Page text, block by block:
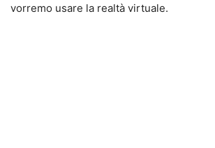
vorremo usare la realtà virtuale.